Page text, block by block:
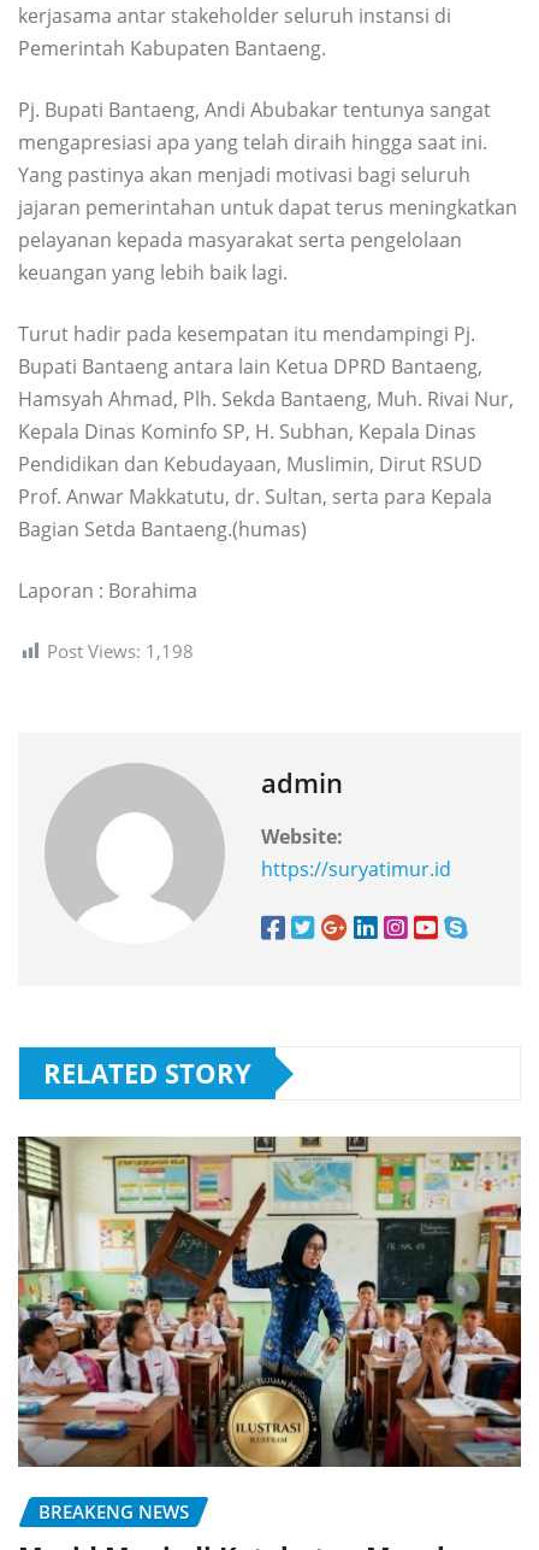
kerjasama antar stakeholder seluruh instansi di
Pemerintah Kabupaten Bantaeng.
Pj. Bupati Bantaeng, Andi Abubakar tentunya sangat
mengapresiasi apa yang telah diraih hingga saat ini.
Yang pastinya akan menjadi motivasi bagi seluruh
jajaran pemerintahan untuk dapat terus meningkatkan
pelayanan kepada masyarakat serta pengelolaan
keuangan yang lebih baik lagi.
Turut hadir pada kesempatan itu mendampingi Pj.
Bupati Bantaeng antara lain Ketua DPRD Bantaeng,
Hamsyah Ahmad, Plh. Sekda Bantaeng, Muh. Rivai Nur,
Kepala Dinas Kominfo SP, H. Subhan, Kepala Dinas
Pendidikan dan Kebudayaan, Muslimin, Dirut RSUD
Prof. Anwar Makkatutu, dr. Sultan, serta para Kepala
Bagian Setda Bantaeng.(humas)
Laporan : Borahima
Post Views: 1,198
admin
Website:
https://suryatimur.id
RELATED STORY
BREAKENG NEWS